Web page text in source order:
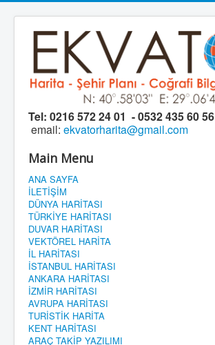
Tel: 0216 572 24 01 - 0532 435 60 56
email: ekvatorharita@gmail.com
Main Menu
ANA SAYFA
İLETİŞİM
DÜNYA HARİTASI
TÜRKİYE HARİTASI
DUVAR HARİTASI
VEKTÖREL HARİTA
İL HARİTASI
İSTANBUL HARİTASI
ANKARA HARİTASI
İZMİR HARİTASI
AVRUPA HARİTASI
TURİSTİK HARİTA
KENT HARİTASI
ARAÇ TAKİP YAZILIMI